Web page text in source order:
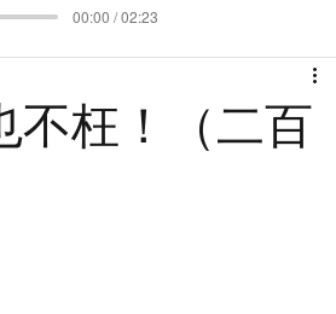
不枉！（二百
00:00 / 02:23